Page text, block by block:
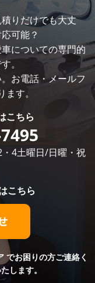
りだけでも大丈
可能？
についての専門的
。
お電話・メールフ
す。
こちら
4土曜日/日曜・祝
こちら
でお困りの方ご連絡く
します。